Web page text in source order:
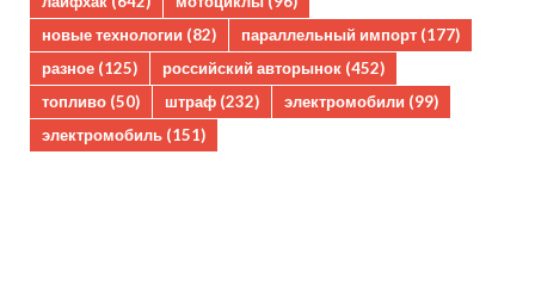
новые технологии (82) параллельный импорт (177)
разное (125) российский авторынок (452)
топливо (50) штраф (232) электромобили (99)
электромобиль (151)